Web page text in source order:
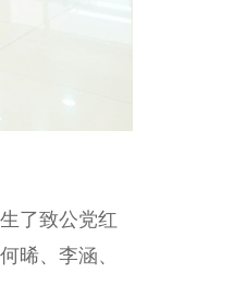
了致公党红
晞、李涵、